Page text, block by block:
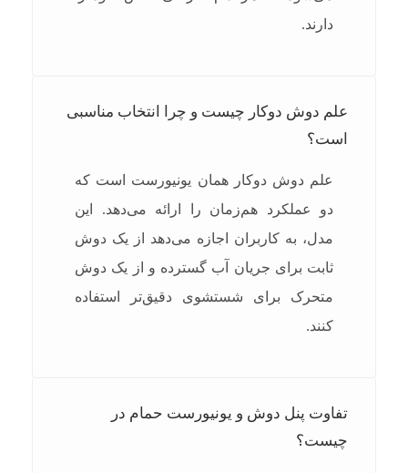
دارند.
علم دوش دوکار چیست و چرا انتخاب مناسبی
است؟
علم دوش دوکار همان یونیورست است که
دو عملکرد هم‌زمان را ارائه می‌دهد. این
مدل، به کاربران اجازه می‌دهد از یک دوش
ثابت برای جریان آب گسترده و از یک دوش
متحرک برای شستشوی دقیق‌تر استفاده
کنند.
تفاوت پنل دوش و یونیورست حمام در
چیست؟